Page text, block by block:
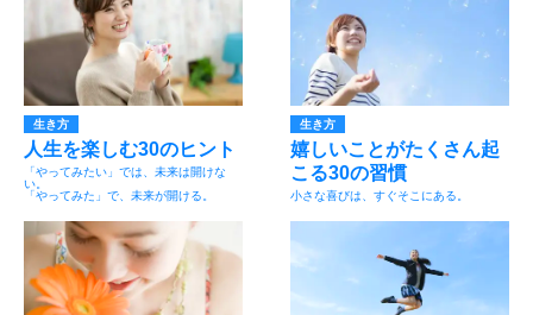
生き方
人生を楽しむ30のヒント
「やってみたい」では、未来は開けな
い。
「やってみた」で、未来が開ける。
生き方
嬉しいことがたくさん起
こる30の習慣
小さな喜びは、すぐそこにある。